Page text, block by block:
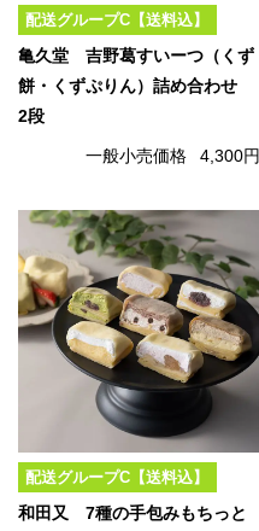
配送グループC【送料込】
亀久堂 吉野葛すいーつ（くず
餅・くずぷりん）詰め合わせ
2段
一般小売価格 4,300円
配送グループC【送料込】
和田又 7種の手包みもちっと